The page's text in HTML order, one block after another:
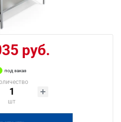
руб.
под заказ
шт